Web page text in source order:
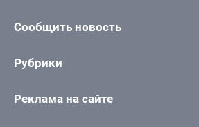
Сообщить новость
Рубрики
Реклама на сайте